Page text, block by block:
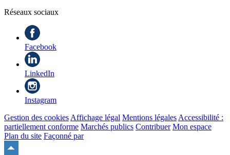
Réseaux sociaux
Facebook
LinkedIn
Instagram
Gestion des cookies Affichage légal Mentions légales Accessibilité :
partiellement conforme Marchés publics Contribuer Mon espace
Plan du site Façonné par